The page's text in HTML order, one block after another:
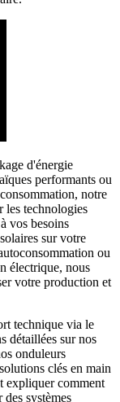
d'énergie
performants ou
notre
les technologies
vos besoins
sur votre
ou
électrique, nous
votre production et
technique via le
détaillées sur nos
onduleurs
clés en main
expliquer comment
systèmes